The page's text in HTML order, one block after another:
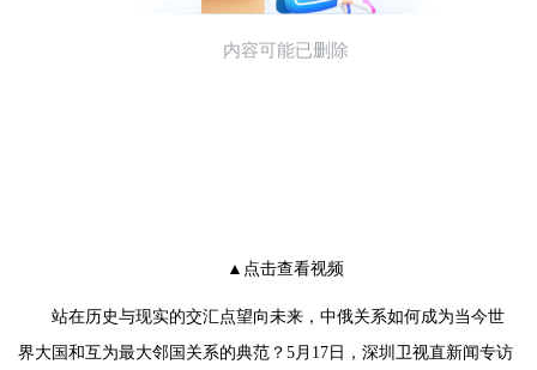
▲点击查看视频
站在历史与现实的交汇点望向未来，中俄关系如何成为当今世
界大国和互为最大邻国关系的典范？5月17日，深圳卫视直新闻专访